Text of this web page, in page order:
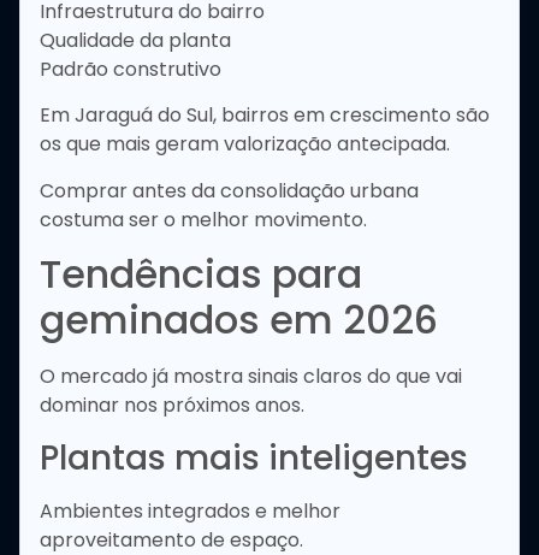
Infraestrutura do bairro
Qualidade da planta
Padrão construtivo
Em Jaraguá do Sul, bairros em crescimento são
os que mais geram valorização antecipada.
Comprar antes da consolidação urbana
costuma ser o melhor movimento.
Tendências para
geminados em 2026
O mercado já mostra sinais claros do que vai
dominar nos próximos anos.
Plantas mais inteligentes
Ambientes integrados e melhor
aproveitamento de espaço.